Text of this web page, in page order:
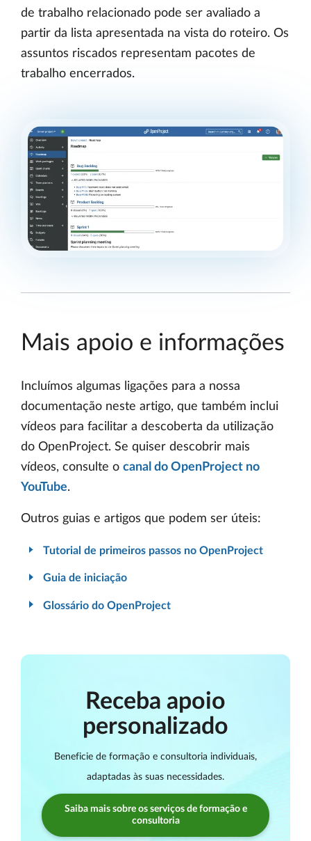
de trabalho relacionado pode ser avaliado a
partir da lista apresentada na vista do roteiro. Os
assuntos riscados representam pacotes de
trabalho encerrados.
Mais apoio e informações
Incluímos algumas ligações para a nossa
documentação neste artigo, que também inclui
vídeos para facilitar a descoberta da utilização
do OpenProject. Se quiser descobrir mais
vídeos, consulte o canal do OpenProject no
YouTube.
Outros guias e artigos que podem ser úteis:
Tutorial de primeiros passos no OpenProject
Guia de iniciação
Glossário do OpenProject
Receba apoio
personalizado
Beneficie de formação e consultoria individuais,
adaptadas às suas necessidades.
Saiba mais sobre os serviços de formação e
consultoria